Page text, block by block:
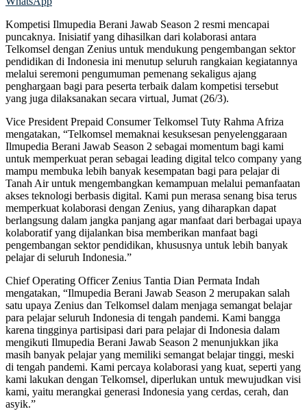
Kompetisi Ilmupedia Berani Jawab Season 2 resmi mencapai
puncaknya. Inisiatif yang dihasilkan dari kolaborasi antara
Telkomsel dengan Zenius untuk mendukung pengembangan sektor
pendidikan di Indonesia ini menutup seluruh rangkaian kegiatannya
melalui seremoni pengumuman pemenang sekaligus ajang
penghargaan bagi para peserta terbaik dalam kompetisi tersebut
yang juga dilaksanakan secara virtual, Jumat (26/3).
Vice President Prepaid Consumer Telkomsel Tuty Rahma Afriza
mengatakan, “Telkomsel memaknai kesuksesan penyelenggaraan
Ilmupedia Berani Jawab Season 2 sebagai momentum bagi kami
untuk memperkuat peran sebagai leading digital telco company yang
mampu membuka lebih banyak kesempatan bagi para pelajar di
Tanah Air untuk mengembangkan kemampuan melalui pemanfaatan
akses teknologi berbasis digital. Kami pun merasa senang bisa terus
memperkuat kolaborasi dengan Zenius, yang diharapkan dapat
berlangsung dalam jangka panjang agar manfaat dari berbagai upaya
kolaboratif yang dijalankan bisa memberikan manfaat bagi
pengembangan sektor pendidikan, khususnya untuk lebih banyak
pelajar di seluruh Indonesia.”
Chief Operating Officer Zenius Tantia Dian Permata Indah
mengatakan, “Ilmupedia Berani Jawab Season 2 merupakan salah
satu upaya Zenius dan Telkomsel dalam menjaga semangat belajar
para pelajar seluruh Indonesia di tengah pandemi. Kami bangga
karena tingginya partisipasi dari para pelajar di Indonesia dalam
mengikuti Ilmupedia Berani Jawab Season 2 menunjukkan jika
masih banyak pelajar yang memiliki semangat belajar tinggi, meski
di tengah pandemi. Kami percaya kolaborasi yang kuat, seperti yang
kami lakukan dengan Telkomsel, diperlukan untuk mewujudkan visi
kami, yaitu merangkai generasi Indonesia yang cerdas, cerah, dan
asyik.”